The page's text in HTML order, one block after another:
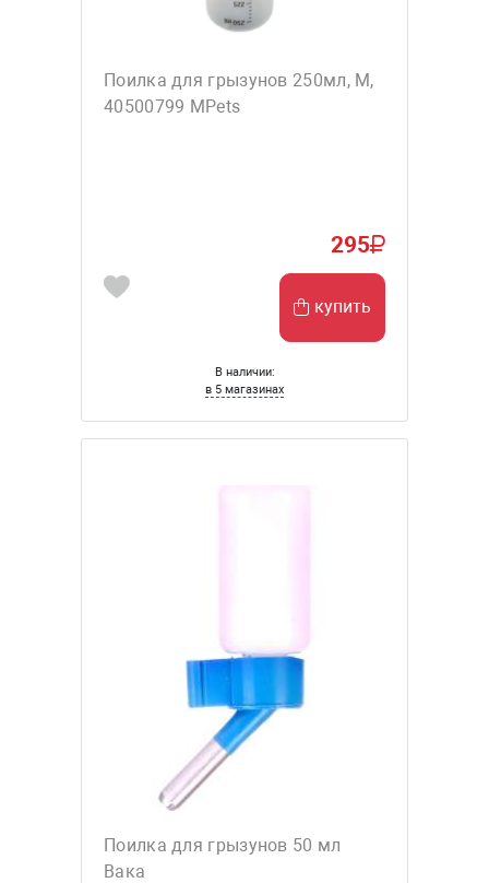
Поилка для грызунов 250мл, M,
40500799 MPets
295
купить
В наличии:
в 5 магазинах
Поилка для грызунов 50 мл
Вака